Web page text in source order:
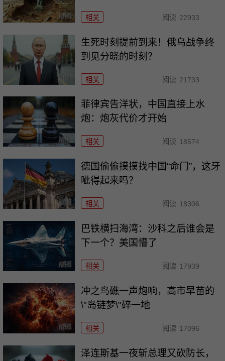
相关 阅读 22933
生死时刻提前到来！俄乌战争终
到见分晓的时刻？
相关 阅读 21733
菲律宾告洋状，中国直接上水
炮：炮灰代价才开始
相关 阅读 18574
德国偷偷摸摸找中国“命门”，这牙
呲得起来吗？
相关 阅读 18306
巴铁横扫海湾：沙科之后谁会是
下一个？美国懵了
相关 阅读 17939
冲之鸟礁一声炮响，高市早苗的
\"岛链梦\"碎一地
相关 阅读 17096
泽连斯基一夜斩总理又砍防长，